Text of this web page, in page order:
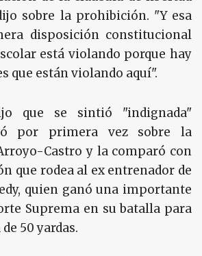
sobre la prohibición. "Y esa
disposición constitucional
está violando porque hay
que están violando aquí".
que se sintió "indignada"
por primera vez sobre la
Castro y la comparó con
que rodea al ex entrenador de
quien ganó una importante
Suprema en su batalla para
50 yardas.